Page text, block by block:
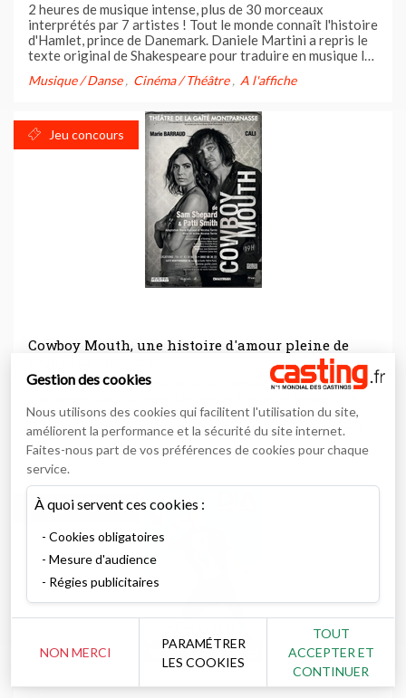
2 heures de musique intense, plus de 30 morceaux
interprétés par 7 artistes ! Tout le monde connaît l'histoire
d'Hamlet, prince de Danemark. Daniele Martini a repris le
texte original de Shakespeare pour traduire en musique les
en ressort au-delà du parcours narratif, c'est la ...
Musique / Danse Cinéma / Théâtre A l'affiche
Jeu concours
Cowboy Mouth, une histoire d'amour pleine de
Cowboy Mouth est une histoire d’amour. Un amour qui ne
raconté dans un texte nourri de rage et de chimères. Les
sentiments, les émotions, les humeurs doivent être livrés
bruts, de façon primaire et primitive, sans rubans ni
ornements. Onirisme et bestialité. C’est ainsi que sont ...
Cinéma / Théâtre A l'affiche
Jeu concours
Gestion des cookies
Nous utilisons des cookies qui facilitent l'utilisation du site,
améliorent la performance et la sécurité du site internet.
Faites-nous part de vos préférences de cookies pour chaque
service.
À quoi servent ces cookies :
Cookies obligatoires
Mesure d'audience
Régies publicitaires
NON MERCI
PARAMÉTRER
LES COOKIES
TOUT
ACCEPTER ET
CONTINUER